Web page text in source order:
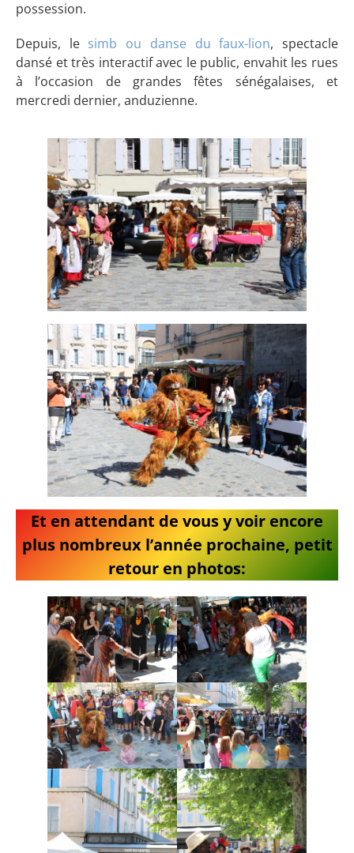
possession.
Depuis, le simb ou danse du faux-lion, spectacle
dansé et très interactif avec le public, envahit les rues
à l’occasion de grandes fêtes sénégalaises, et
mercredi dernier, anduzienne.
Et en attendant de vous y voir encore
plus nombreux l’année prochaine, petit
retour en photos: